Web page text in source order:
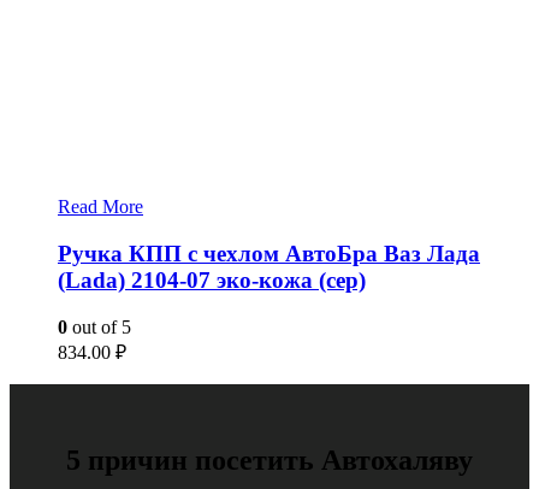
Read More
Ручка КПП с чехлом АвтоБра Ваз Лада
(Lada) 2104-07 эко-кожа (сер)
0 out of 5
834.00 ₽
5 причин посетить Автохаляву